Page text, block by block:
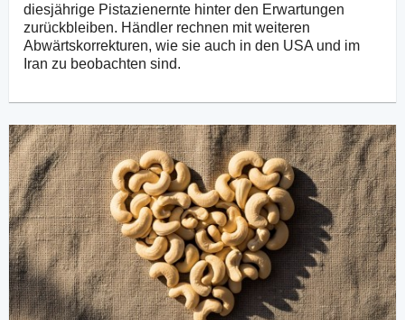
diesjährige Pistazienernte hinter den Erwartungen
zurückbleiben. Händler rechnen mit weiteren
Abwärtskorrekturen, wie sie auch in den USA und im
Iran zu beobachten sind.